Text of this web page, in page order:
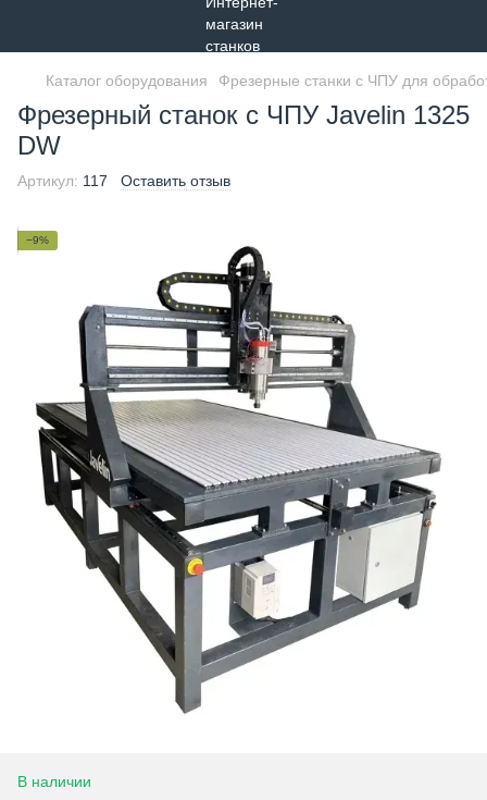
Каталог оборудования Фрезерные станки с ЧПУ для
Фрезерный станок с ЧПУ Javelin 1325
DW
Артикул: 117 Оставить отзыв
−9%
В наличии